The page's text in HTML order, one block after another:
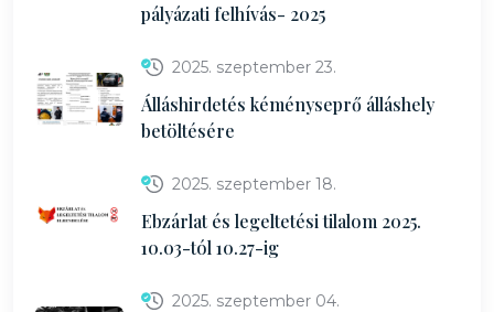
pályázati felhívás- 2025
2025. szeptember 23.
Álláshirdetés kéményseprő álláshely
betöltésére
2025. szeptember 18.
Ebzárlat és legeltetési tilalom 2025.
10.03-tól 10.27-ig
2025. szeptember 04.